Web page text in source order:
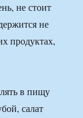
не стоит
не
продуктах,
в пищу
салат